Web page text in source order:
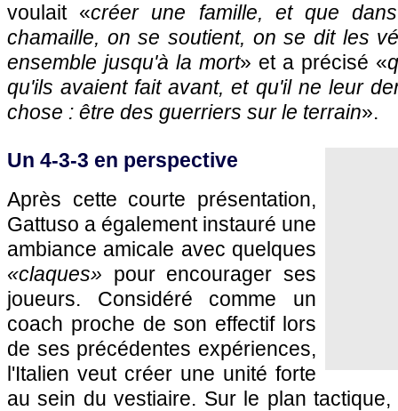
voulait «créer une famille, et que
chamaille, on se soutient, on se dit les
ensemble jusqu'à la mort» et a précisé «
qu'ils avaient fait avant, et qu'il ne leur
chose : être des guerriers sur le terrain».
Un 4-3-3 en perspective
Après cette courte présentation,
Gattuso a également instauré une
ambiance amicale avec quelques
«claques» pour encourager ses
joueurs. Considéré comme un
coach proche de son effectif lors
de ses précédentes expériences,
l'Italien veut créer une unité forte
au sein du vestiaire. Sur le plan